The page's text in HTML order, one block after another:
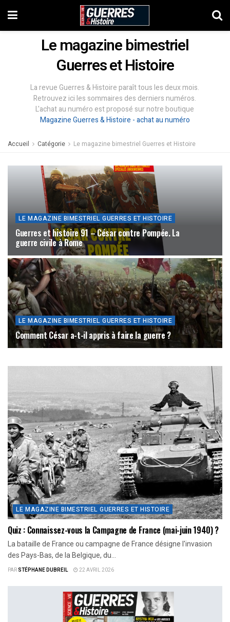
Le magazine bimestriel
Guerres et Histoire
La revue Guerres & Histoire paraît tous les deux mois.
Retrouvez ici les sommaires des derniers numéros.
L'achat au numéro est proposé sur notre boutique
Magazine Guerres & Histoire - achat au numéro
Accueil Catégorie Le magazine bimestriel Guerres et Histoire
LE MAGAZINE BIMESTRIEL GUERRES ET HISTOIRE
Guerres et histoire 91 – César contre Pompée. La
guerre civile à Rome
14 JUIN 2026
LE MAGAZINE BIMESTRIEL GUERRES ET HISTOIRE
Comment César a-t-il appris à faire la guerre ?
LE MAGAZINE BIMESTRIEL GUERRES ET HISTOIRE
Quiz : Connaissez-vous la Campagne de France (mai-juin 1940) ?
La bataille de France ou campagne de France désigne l'invasion
des Pays-Bas, de la Belgique, du...
PARSTÉPHANE DUBREIL 22 AVRIL 2026